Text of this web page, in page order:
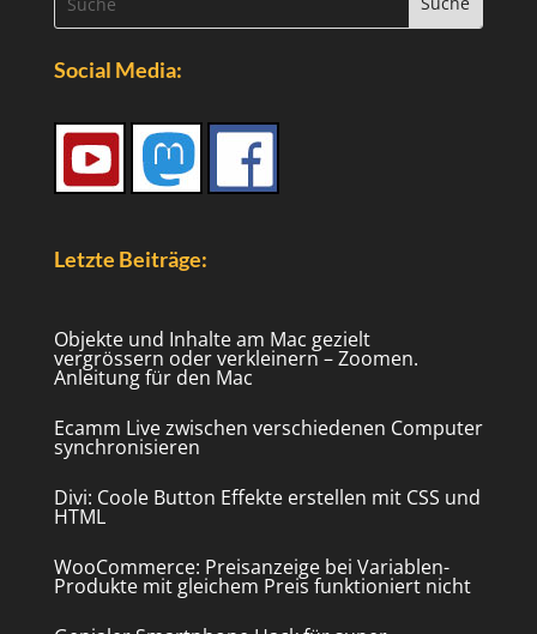
Social Media:
Letzte Beiträge:
Objekte und Inhalte am Mac gezielt
vergrössern oder verkleinern – Zoomen.
Anleitung für den Mac
Ecamm Live zwischen verschiedenen Computer
synchronisieren
Divi: Coole Button Effekte erstellen mit CSS und
HTML
WooCommerce: Preisanzeige bei Variablen-
Produkte mit gleichem Preis funktioniert nicht